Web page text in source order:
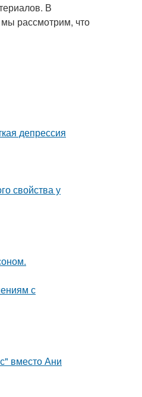
В
мы рассмотрим, что
депрессия
свойства у
с
вместо Ани